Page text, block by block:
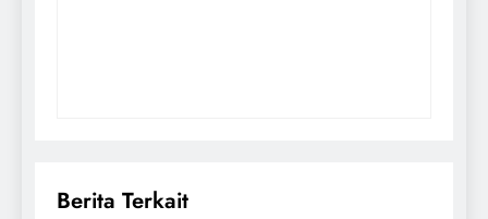
Berita Terkait